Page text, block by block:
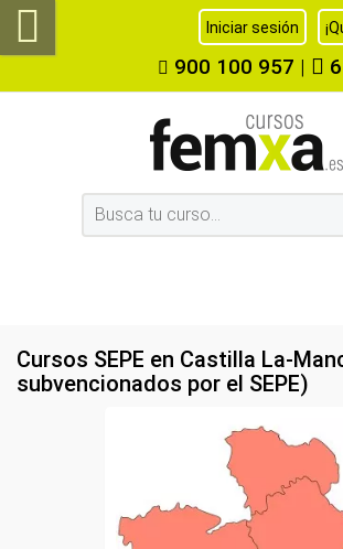
Iniciar sesión
900 100 957 |
Cursos SEPE en Castilla La-
subvencionados por el SEPE)